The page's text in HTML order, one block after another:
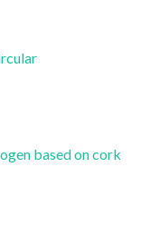
based on cork